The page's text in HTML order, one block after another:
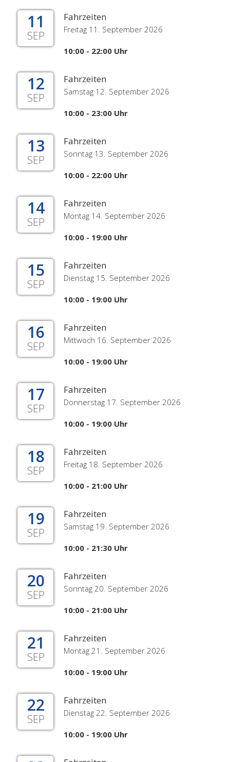
11
SEP
Fahrzeiten
Freitag 11. September 2026
10:00 - 22:00 Uhr
12
SEP
Fahrzeiten
Samstag 12. September 2026
10:00 - 23:00 Uhr
13
SEP
Fahrzeiten
Sonntag 13. September 2026
10:00 - 22:00 Uhr
14
SEP
Fahrzeiten
Montag 14. September 2026
10:00 - 19:00 Uhr
15
SEP
Fahrzeiten
Dienstag 15. September 2026
10:00 - 19:00 Uhr
16
SEP
Fahrzeiten
Mittwoch 16. September 2026
10:00 - 19:00 Uhr
17
SEP
Fahrzeiten
Donnerstag 17. September 2026
10:00 - 19:00 Uhr
18
SEP
Fahrzeiten
Freitag 18. September 2026
10:00 - 21:00 Uhr
19
SEP
Fahrzeiten
Samstag 19. September 2026
10:00 - 21:30 Uhr
20
SEP
Fahrzeiten
Sonntag 20. September 2026
10:00 - 21:00 Uhr
21
SEP
Fahrzeiten
Montag 21. September 2026
10:00 - 19:00 Uhr
22
SEP
Fahrzeiten
Dienstag 22. September 2026
10:00 - 19:00 Uhr